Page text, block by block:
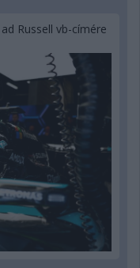
Russell vb-címére